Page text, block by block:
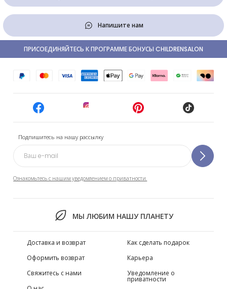
Напишите нам
Подпишитесь на нашу рассылку
Ознакомьтесь с нашим уведомлением о приватности.
МЫ ЛЮБИМ НАШУ ПЛАНЕТУ
ПРИСОЕДИНЯЙТЕСЬ К ПРОГРАММЕ БОНУСЫ CHILDRENSALON
Доставка и возврат
Оформить возврат
Свяжитесь с нами
Как сделать подарок
Карьера
Уведомление о
приватности